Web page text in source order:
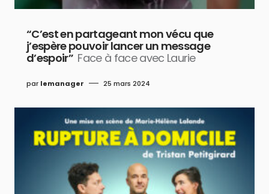
“C’est en partageant mon vécu que
j’espère pouvoir lancer un message
d’espoir” Face à face avec Laurie
par lemanager 25 mars 2024